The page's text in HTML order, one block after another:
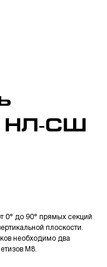
НЛ-СШ
0° до 90° прямых секций
плоскости.
необходимо два
М8.